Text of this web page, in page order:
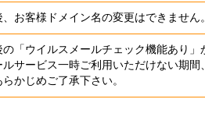
、お客様ドメイン名の変更はできません
の「ウイルスメールチェック機能あり
ルサービス一時ご利用いただけない期
らかじめご了承下さい。